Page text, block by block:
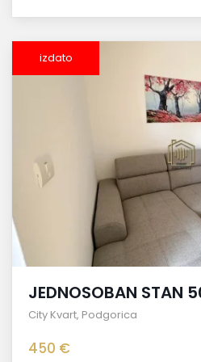
izdato
JEDNOSOBAN STAN
City Kvart, Podgorica
450 €